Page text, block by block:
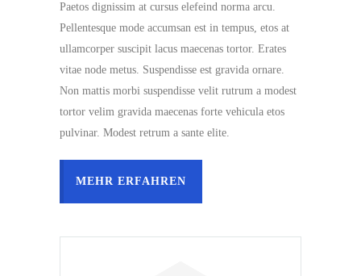
Paetos dignissim at cursus elefeind norma arcu.
Pellentesque mode accumsan est in tempus, etos at
ullamcorper suscipit lacus maecenas tortor. Erates
vitae node metus. Suspendisse est gravida ornare.
Non mattis morbi suspendisse velit rutrum a modest
tortor velim gravida maecenas forte vehicula etos
pulvinar. Modest retrum a sante elite.
MEHR ERFAHREN